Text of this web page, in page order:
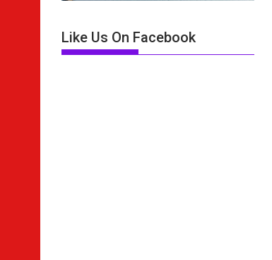
Like Us On Facebook